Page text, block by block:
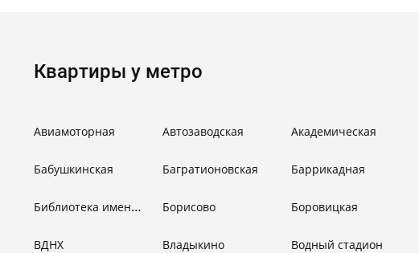
Квартиры у метро
Авиамоторная Автозаводская Академическая
Бабушкинская Багратионовская Баррикадная
Библиотека имени Ленина Борисово Боровицкая
ВДНХ Владыкино Водный стадион